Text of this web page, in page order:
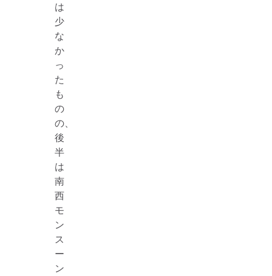
は
少
な
か
っ
た
も
の
の、
後
半
は
南
西
モ
ン
ス
ー
ン